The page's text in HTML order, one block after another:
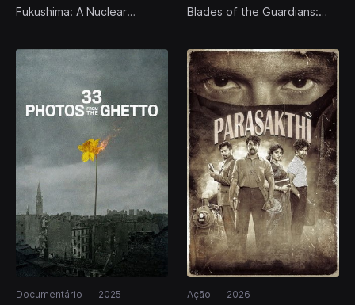
Fukushima: A Nuclear
Blades of the Guardians:
Documentário 2025 Ação 2026